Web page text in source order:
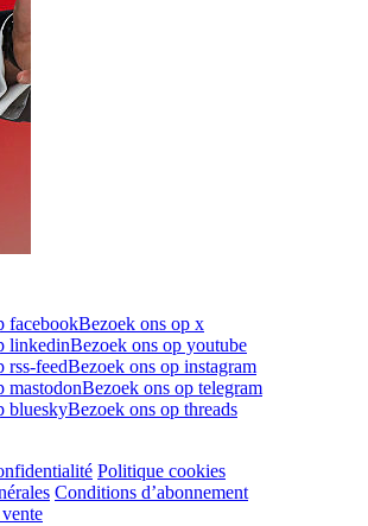
facebookBezoek ons op x
linkedinBezoek ons op youtube
rss-feedBezoek ons op instagram
mastodonBezoek ons op telegram
blueskyBezoek ons op threads
Politique cookies
Conditions d’abonnement